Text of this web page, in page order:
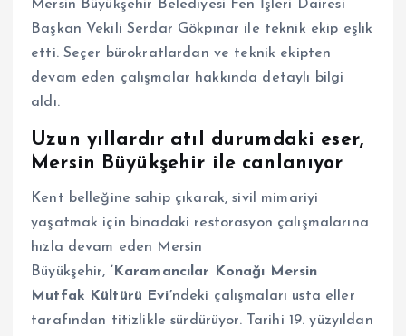
Mersin Büyükşehir Belediyesi Fen İşleri Dairesi
Başkan Vekili Serdar Gökpınar ile teknik ekip eşlik
etti. Seçer bürokratlardan ve teknik ekipten
devam eden çalışmalar hakkında detaylı bilgi
aldı.
Uzun yıllardır atıl durumdaki eser,
Mersin Büyükşehir ile canlanıyor
Kent belleğine sahip çıkarak, sivil mimariyi
yaşatmak için binadaki restorasyon çalışmalarına
hızla devam eden Mersin
Büyükşehir, ‘Karamancılar Konağı Mersin
Mutfak Kültürü Evi’ndeki çalışmaları usta eller
tarafından titizlikle sürdürüyor. Tarihi 19. yüzyıldan